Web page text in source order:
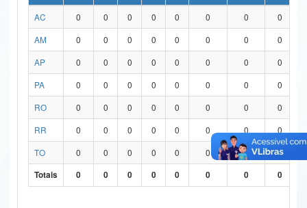
Ministério da Ciência, Tecnologia, Inovações e Comunicações
Ministério do Meio Ambiente
Ministério do Turismo
Ministério do Desenvolvimento Regional
Controladoria-Geral da União
Ministério da Mulher, da Família e dos Direitos Humanos
Secretaria-Geral
AC
0 0 0 0 0 0 0 0
AM
0 0 0 0 0 0 0 0
AP
0 0 0 0 0 0 0 0
PA
0 0 0 0 0 0 0 0
RO
0 0 0 0 0 0 0 0
RR
0 0 0 0 0 0 0 0
TO
0 0 0 0 0 0 0 0
Totais
0 0 0 0 0 0 0 0